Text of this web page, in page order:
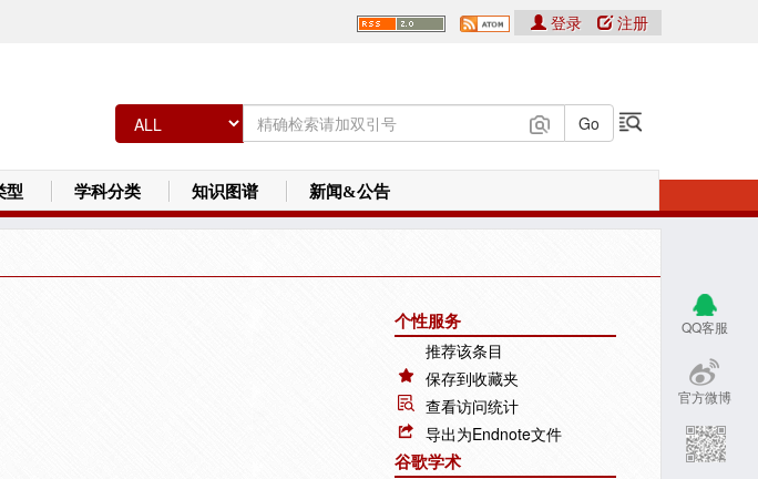
登录 注册
型 学科分类 知识图谱 新闻&公告
QQ客服
官方微博
个性服务
推荐该条目
保存到收藏夹
查看访问统计
导出为Endnote文件
谷歌学术